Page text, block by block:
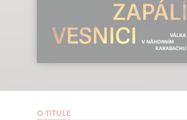
O TITULE